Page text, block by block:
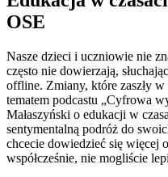
OSE
Nasze dzieci i uczniowie nie
często nie dowierzają,
offline. Zmiany, które zaszły
tematem podcastu „Cyfrowa
Małaszyński o edukacji w
sentymentalną podróż do
chcecie dowiedzieć się więcej
współcześnie, nie mogliście